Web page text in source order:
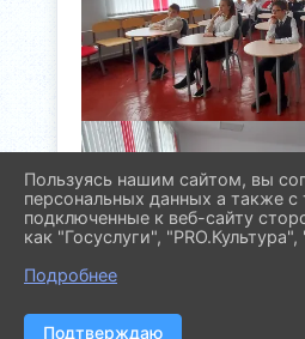
Пользуясь нашим сайтом, вы
персональных данных а также
подключенные к веб-сайту
как "Госуслуги",
Подробнее
Подтверждаю